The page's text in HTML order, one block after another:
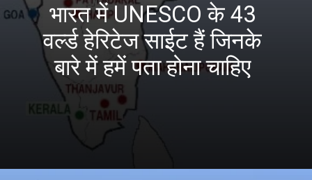
भारत में UNESCO के 43
वर्ल्ड हेरिटेज साईट हैं जिनके
बारे में हमें पता होना चाहिए